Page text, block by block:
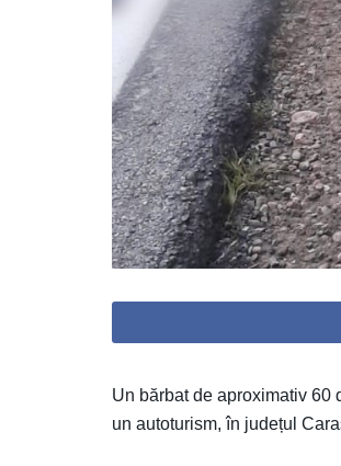
Un bărbat de aproximativ 60
un autoturism, în județul